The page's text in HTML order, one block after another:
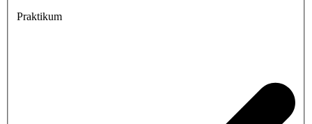
Praktikum